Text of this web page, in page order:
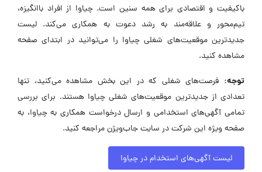
باکیفیت و اقتصادی برای همه سنین است. چیاوا از افراد باانگیزه،
تیم‌محور و علاقه‌مند به رشد دعوت به همکاری می‌کند. لیست
جدیدترین موقعیت‌های شغلی چیاوا را می‌توانید در ابتدای صفحه
مشاهده کنید.
توجه: فرصت‌های شغلی که در این بخش مشاهده می‌کنید، تنها
تعدادی از جدیدترین موقعیت‌های شغلی چیاوا هستند. برای بررسی
تمامی آگهی‌های استخدامی و ارسال درخواست همکاری به چیاوا، به
صفحه ویژه این شرکت در سایت جاب‌ویژن مراجعه کنید.
لیست آگهی‌های استخدام در چیاوا